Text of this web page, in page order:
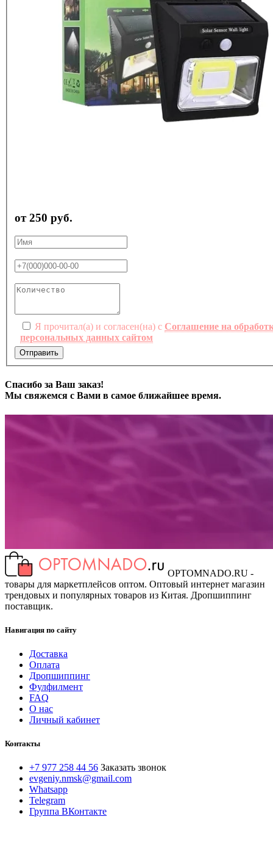
от 250 руб.
Я прочитал(а) и согласен(на) с Соглашение на
персональных данных сайтом
Отправить
Спасибо за Ваш заказ!
Мы свяжемся с Вами в самое ближайшее время.
OPTOMNADO.RU -
товары для маркетплейсов оптом. Оптовый интернет магазин
трендовых и популярных товаров из Китая. Дропшиппинг
поставщик.
Навигация по сайту
Доставка
Оплата
Дропшиппинг
Фулфилмент
FAQ
О нас
Личный кабинет
Контакты
+7 977 258 44 56 Заказать звонок
evgeniy.nmsk@gmail.com
Whatsapp
Telegram
Группа ВКонтакте